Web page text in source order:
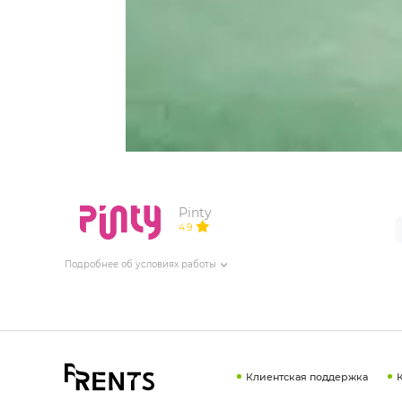
Pinty
4.9
Подробнее об условиях работы
Клиентская поддержка